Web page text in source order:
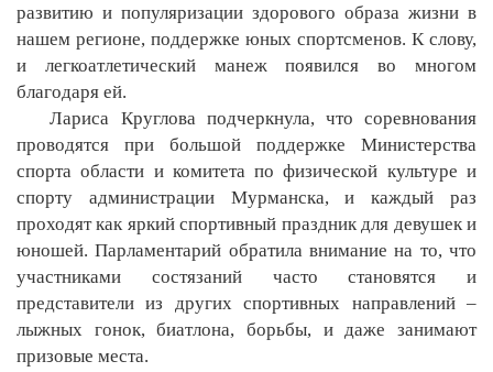
развитию и популяризации здорового образа жизни в
нашем регионе, поддержке юных спортсменов. К слову,
и легкоатлетический манеж появился во многом
благодаря ей.
Лариса Круглова подчеркнула, что соревнования
проводятся при большой поддержке Министерства
спорта области и комитета по физической культуре и
спорту администрации Мурманска, и каждый раз
проходят как яркий спортивный праздник для девушек и
юношей. Парламентарий обратила внимание на то, что
участниками состязаний часто становятся и
представители из других спортивных направлений –
лыжных гонок, биатлона, борьбы, и даже занимают
призовые места.